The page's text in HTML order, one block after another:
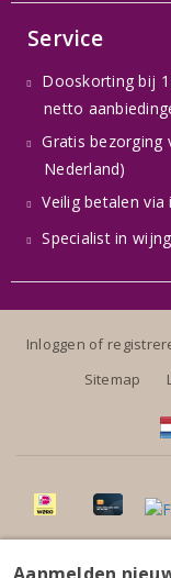
Service
Dooskorting bij
netto
Gratis bezorging
Nederland)
Veilig betalen via
Specialist in
Inloggen of
Sitemap